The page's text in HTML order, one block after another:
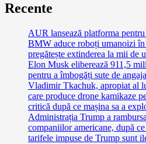
Recente
AUR lansează platforma
BMW aduce roboți umanoizi
pregătește extinderea la mii de
Elon Musk eliberează 911,5
pentru a îmbogăți sute de
Vladimir Tkachuk, apropiat al
care produce drone kamikaze
critică după ce mașina sa a
Administrația Trump a
companiilor americane, după
tarifele impuse de Trump sunt